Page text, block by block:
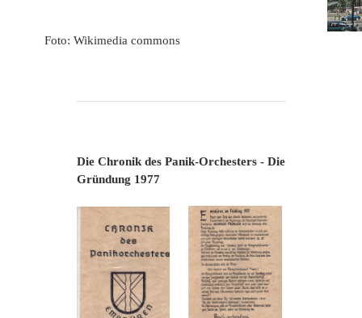
Foto: Wikimedia commons
Die Chronik des Panik-Orchesters - Die
Gründung 1977